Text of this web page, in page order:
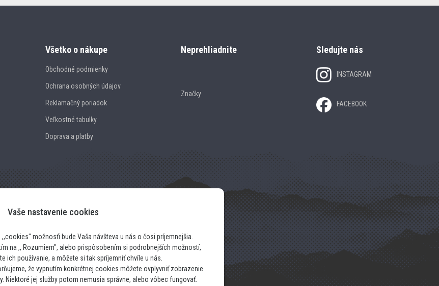
Vaše nastavenie cookies
,,cookies" možnosťi bude Vaša návšteva u nás o čosi príjemnejšia.
na ,, Rozumiem", alebo prispôsobením si podrobnejších možností,
ich používanie, a môžete si tak spríjemniť chvíle u nás.
že vypnutím konkrétnej cookies môžete ovplyvniť zobrazenie
Niektoré jej služby potom nemusia správne, alebo vôbec fungovať.
Všetko o nákupe
Obchodné podmienky
Ochrana osobných údajov
Reklamačný poriadok
Veľkostné tabulky
Doprava a platby
Neprehliadnite
Značky
Sledujte nás
INSTAGRAM
FACEBOOK